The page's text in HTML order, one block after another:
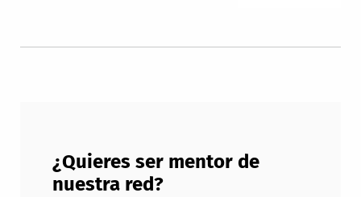
¿Quieres ser mentor de
nuestra red?